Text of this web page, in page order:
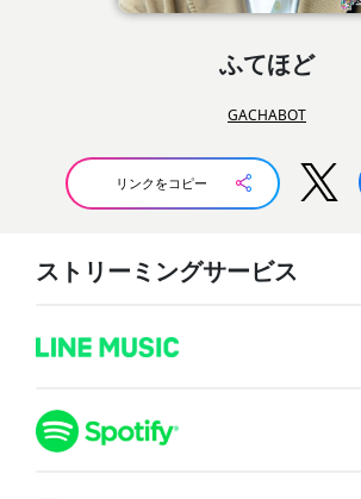
ふてほど
GACHABOT
リンクをコピー
ストリーミングサービス